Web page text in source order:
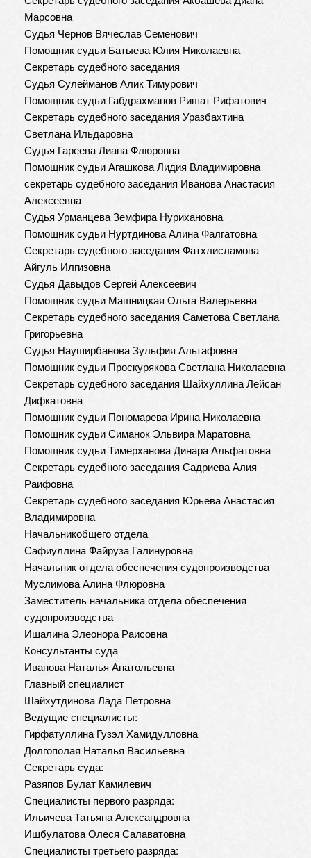
Марсовна
Судья Чернов Вячеслав Семенович
Помощник судьи Батыева Юлия Николаевна
Секретарь судебного заседания
Судья Сулейманов Алик Тимурович
Помощник судьи Габдрахманов Ришат Рифатович
Секретарь судебного заседания Уразбахтина
Светлана Ильдаровна
Судья Гареева Лиана Флюровна
Помощник судьи Агашкова Лидия Владимировна
секретарь судебного заседания Иванова Анастасия
Алексеевна
Судья Урманцева Земфира Нурихановна
Помощник судьи Нуртдинова Алина Фалгатовна
Секретарь судебного заседания Фатхлисламова
Айгуль Илгизовна
Судья Давыдов Сергей Алексеевич
Помощник судьи Машницкая Ольга Валерьевна
Секретарь судебного заседания Саметова Светлана
Григорьевна
Судья Науширбанова Зульфия Альтафовна
Помощник судьи Проскурякова Светлана Николаевна
Секретарь судебного заседания Шайхуллина Лейсан
Дифкатовна
Помощник судьи Пономарева Ирина Николаевна
Помощник судьи Симанок Эльвира Маратовна
Помощник судьи Тимерханова Динара Альфатовна
Секретарь судебного заседания Садриева Алия
Раифовна
Секретарь судебного заседания Юрьева Анастасия
Владимировна
Начальникобщего отдела
Сафиуллина Файруза Галинуровна
Начальник отдела обеспечения судопроизводства
Муслимова Алина Флюровна
Заместитель начальника отдела обеспечения
судопроизводства
Ишалина Элеонора Раисовна
Консультанты суда
Иванова Наталья Анатольевна
Главный специалист
Шайхутдинова Лада Петровна
Ведущие специалисты:
Гирфатуллина Гузэл Хамидулловна
Долгополая Наталья Васильевна
Секретарь суда:
Разяпов Булат Камилевич
Специалисты первого разряда:
Ильичева Татьяна Александровна
Ишбулатова Олеся Салаватовна
Специалисты третьего разряда: